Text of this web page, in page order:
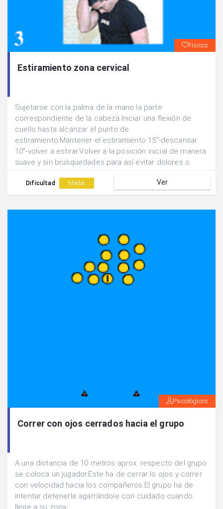
Físicos
Estiramiento zona cervical
Sujetarse con la palma de la mano la parte
correspondiente de la cabeza.Iniciar una flexión de
cuello hasta alcanzar el punto de
estiramiento.Mantener el estiramiento 15"-descansar
10"-volver a estirar.Volver a la posición inicial de manera
suave y sin brusquedades para así evitar dolores o
muy sensible así que hay que tener cuidado de no
sentir dolor ni mareo.
Dificultad Media Ver
Psicológicos
Correr con ojos cerrados hacia el grupo
A una distancia de 10 metros aprox. respecto del grupo
se coloca un jugador.Este ha de cerrar lo ojos y correr
con velocidad hacia los compañeros.El grupo ha de
intentar detenerle agarrándole con cuidado cuando
llege a su zona.